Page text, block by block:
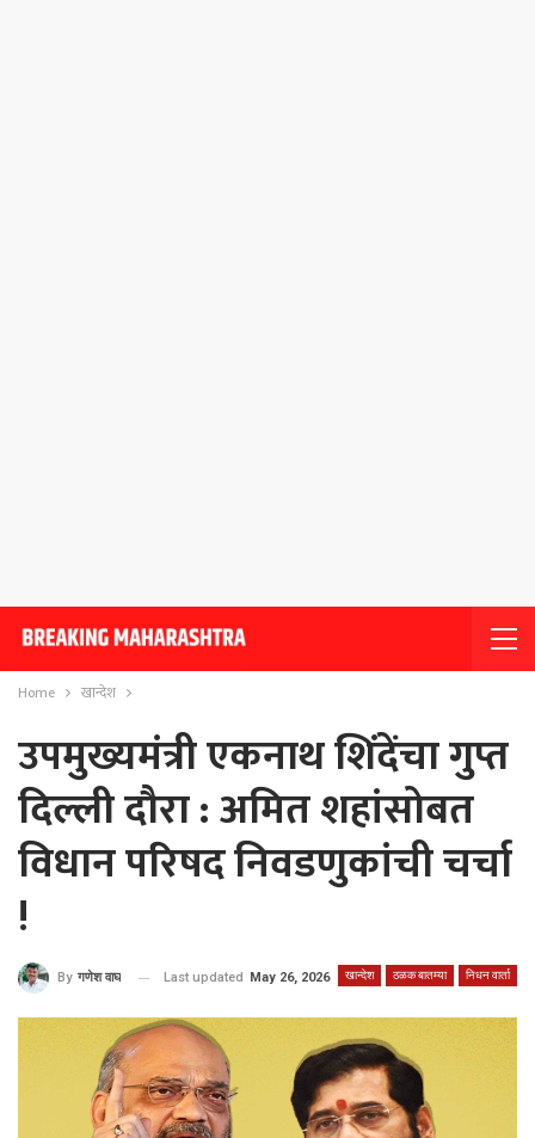
Home खान्देश
उपमुख्यमंत्री एकनाथ शिंदेंचा गुप्त
दिल्ली दौरा : अमित शहांसोबत
विधान परिषद निवडणुकांची चर्चा
!
खान्देश ठळक बातम्या निधन वार्ता
By गणेश वाघ Last updated May 26, 2026